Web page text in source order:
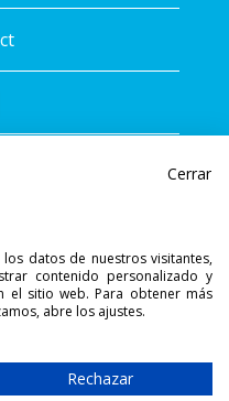
®. All rights
Cerrar
datos de nuestros visitantes,
contenido personalizado y
el sitio web. Para obtener más
abre los ajustes.
Rechazar